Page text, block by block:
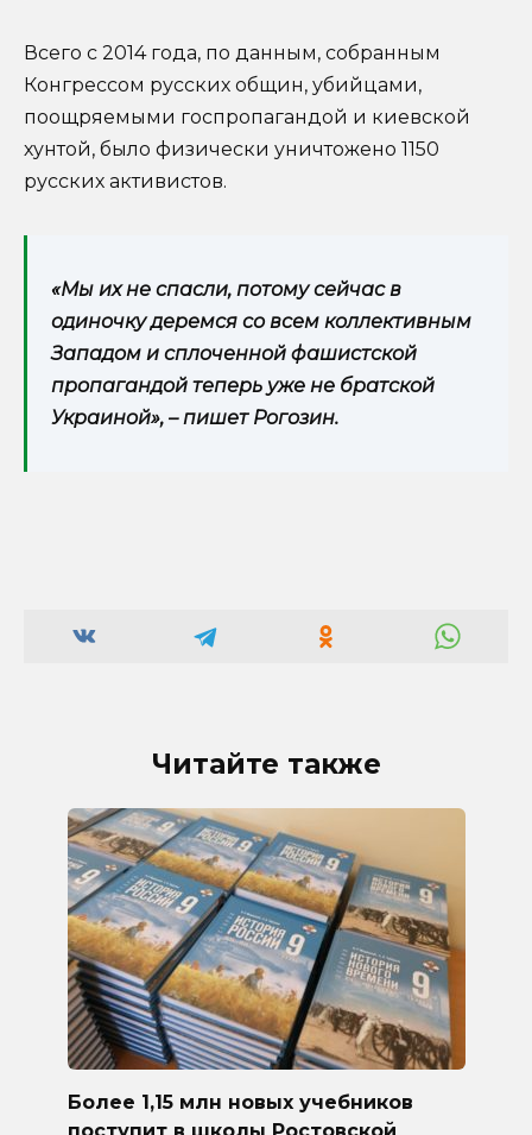
Всего с 2014 года, по данным, собранным
Конгрессом русских общин, убийцами,
поощряемыми госпропагандой и киевской
хунтой, было физически уничтожено 1150
русских активистов.
«Мы их не спасли, потому сейчас в
одиночку деремся со всем коллективным
Западом и сплоченной фашистской
пропагандой теперь уже не братской
Украиной», – пишет Рогозин.
Читайте также
Более 1,15 млн новых учебников